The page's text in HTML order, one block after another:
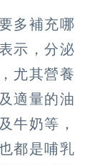
多補充哪
示，分泌
尤其營養
適量的油
牛奶等，
都是哺乳